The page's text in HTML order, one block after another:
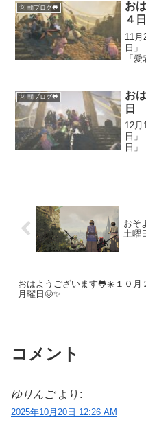
で元
っと
に過
🌞 朝ブログ🐸
お
４
11月
日」
「
豆知
挨拶
すい
🌞 朝ブログ🐸
お
日
12月
日
日
おそ
土曜
おはようございます🐸☀️１０
月曜日🌝✨
コメント
ゆりんご より:
2025年10月20日 12:26 AM